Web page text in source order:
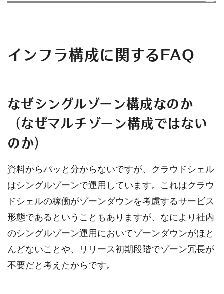
インフラ構成に関するFAQ
なぜシングルゾーン構成なのか
（なぜマルチゾーン構成ではない
のか）
資料からパッと分からないですが、クラウドシェル
はシングルゾーンで運用しています。これはクラウ
ドシェルの稼働がゾーンダウンを考慮するサービス
形態であるということもありますが、なにより社内
のシングルゾーン運用においてゾーンダウンがほと
んどないことや、リリース初期段階でゾーン冗長が
不要だと考えたからです。